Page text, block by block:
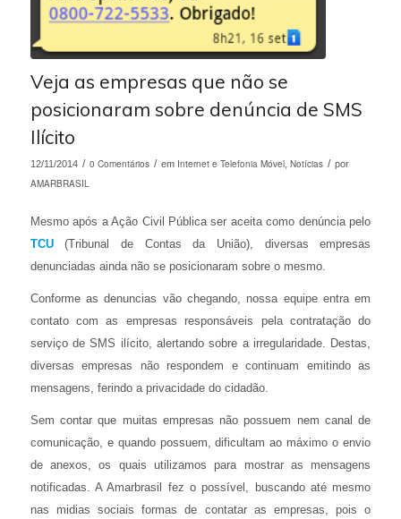
Veja as empresas que não se
posicionaram sobre denúncia de SMS
Ilícito
12/11/2014 / 0 Comentários / em Internet e Telefonia Móvel, Notícias / por
AMARBRASIL
Mesmo após a Ação Civil Pública ser aceita como denúncia pelo
TCU(Tribunal de Contas da União), diversas empresas
denunciadas ainda não se posicionaram sobre o mesmo.
Conforme as denuncias vão chegando, nossa equipe entra em
contato com as empresas responsáveis pela contratação do
serviço de SMS ilícito, alertando sobre a irregularidade. Destas,
diversas empresas não respondem e continuam emitindo as
mensagens, ferindo a privacidade do cidadão.
Sem contar que muitas empresas não possuem nem canal de
comunicação, e quando possuem, dificultam ao máximo o envio
de anexos, os quais utilizamos para mostrar as mensagens
notificadas. A Amarbrasil fez o possível, buscando até mesmo
nas midias sociais formas de contatar as empresas, pois o